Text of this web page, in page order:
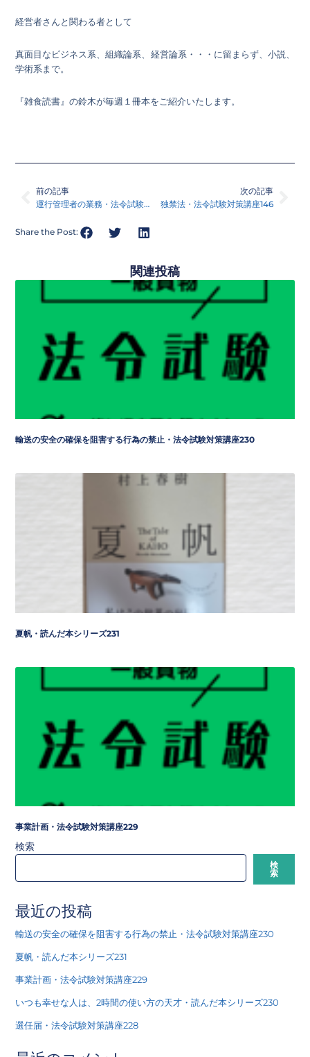
経営者さんと関わる者として
真面目なビジネス系、組織論系、経営論系・・・に留まらず、小説、
学術系まで。
『雑食読書』の鈴木が毎週１冊本をご紹介いたします。
前の記事
運行管理者の業務・法令試験対策講座145
次の記事
独禁法・法令試験対策講座146
Share the Post:
関連投稿
輸送の安全の確保を阻害する行為の禁止・法令試験対策講座230
夏帆・読んだ本シリーズ231
事業計画・法令試験対策講座229
検索
検
索
最近の投稿
輸送の安全の確保を阻害する行為の禁止・法令試験対策講座230
夏帆・読んだ本シリーズ231
事業計画・法令試験対策講座229
いつも幸せな人は、2時間の使い方の天才・読んだ本シリーズ230
選任届・法令試験対策講座228